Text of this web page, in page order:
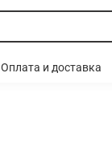
Оплата и доставка